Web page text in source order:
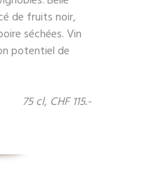
de fruits noir,
séchées. Vin
potentiel de
75 cl, CHF 115.-